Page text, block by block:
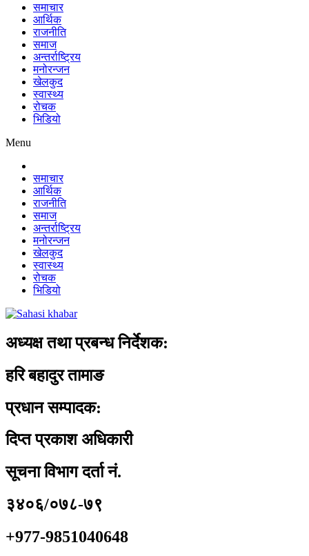
समाचार
आर्थिक
राजनीति
समाज
अन्तर्राष्ट्रिय
मनोरन्जन
खेलकुद
स्वास्थ्य
रोचक
भिडियो
Menu
समाचार
आर्थिक
राजनीति
समाज
अन्तर्राष्ट्रिय
मनोरन्जन
खेलकुद
स्वास्थ्य
रोचक
भिडियो
अध्यक्ष तथा प्रबन्ध निर्देशक:
हरि बहादुर तामाङ
प्रधान सम्पादक:
दिप्त प्रकाश अधिकारी
सूचना विभाग दर्ता नं.
३४०६/०७८-७९
+977-9851040648